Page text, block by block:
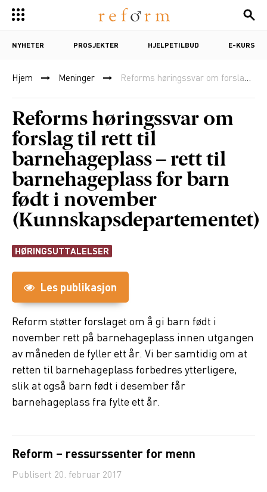
NYHETER PROSJEKTER HJELPETILBUD E-KURS
Hjem Meninger Reforms høringssvar om forslag til rett til barnehageplass – rett til barnehageplass for barn født i november (Kunnskapsdepartementet)
Reforms høringssvar om
forslag til rett til
barnehageplass – rett til
barnehageplass for barn
født i november
(Kunnskapsdepartementet)
HØRINGSUTTALELSER
Les publikasjon
Reform støtter forslaget om å gi barn født i
november rett på barnehageplass innen utgangen
av måneden de fyller ett år. Vi ber samtidig om at
retten til barnehageplass forbedres ytterligere,
slik at også barn født i desember får
barnehageplass fra fylte ett år.
Reform – ressurssenter for menn
Publisert 20. februar 2017